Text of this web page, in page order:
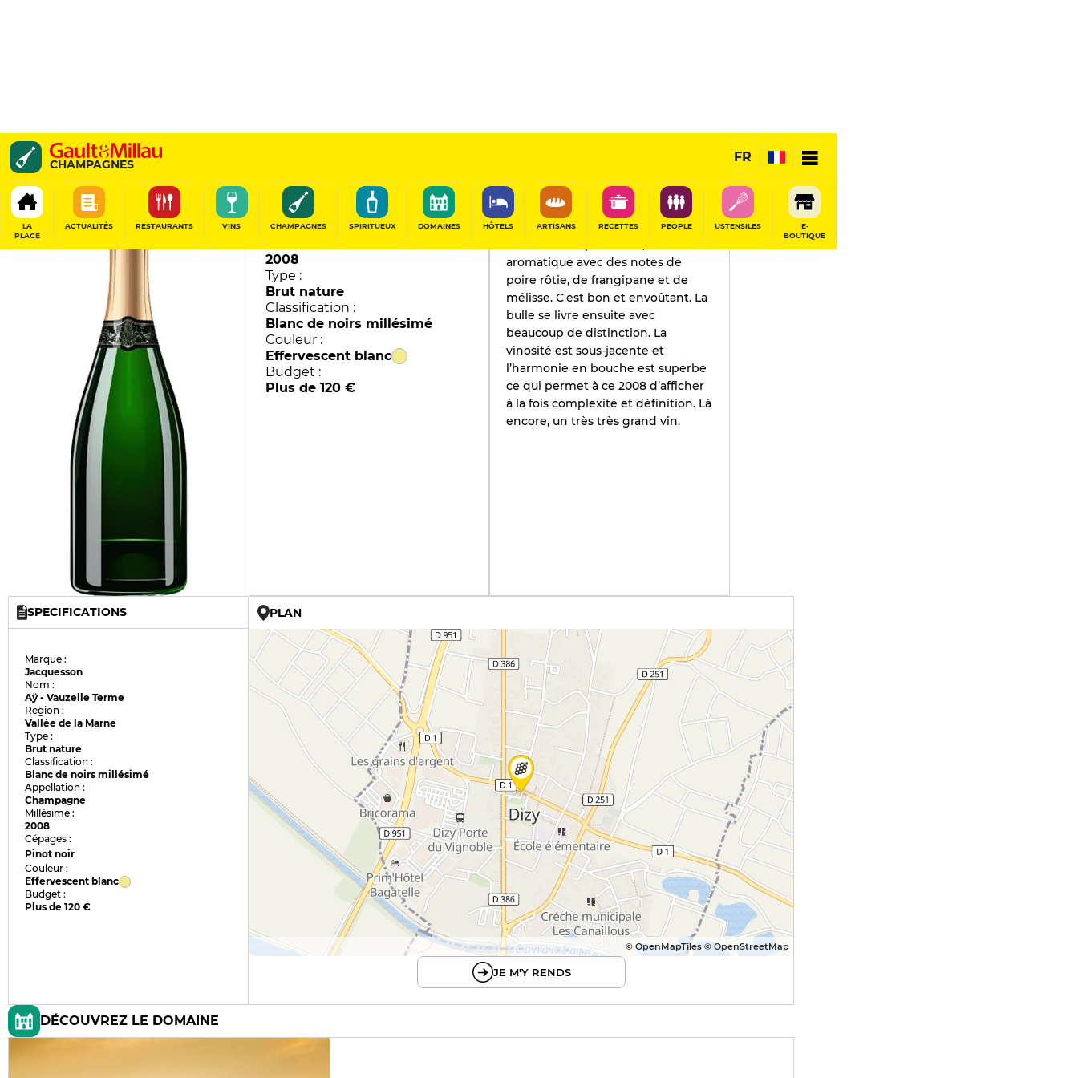
CHAMPAGNES
FR
LA
PLACE
ACTUALITÉS RESTAURANTS VINS CHAMPAGNES SPIRITUEUX DOMAINES HÔTELS ARTISANS RECETTES PEOPLE USTENSILES
E-
BOUTIQUE
Aÿ - Vauzelle Terme
Jacquesson
PARTAGER
96/100
Champagne
Millésime :
2008
Type :
Brut nature
Classification :
Blanc de noirs millésimé
Couleur :
Effervescent blanc
Budget :
Plus de 120 €
L'AVIS DE GAULT&MILLAU
2020
Un immense pinot noir, finement
aromatique avec des notes de
poire rôtie, de frangipane et de
mélisse. C'est bon et envoûtant. La
bulle se livre ensuite avec
beaucoup de distinction. La
vinosité est sous-jacente et
l’harmonie en bouche est superbe
ce qui permet à ce 2008 d’afficher
à la fois complexité et définition. Là
encore, un très très grand vin.
SPECIFICATIONS
Marque :
Jacquesson
Nom :
Aÿ - Vauzelle Terme
Region :
Vallée de la Marne
Type :
Brut nature
Classification :
Blanc de noirs millésimé
Appellation :
Champagne
Millésime :
2008
Cépages :
Pinot noir
Couleur :
Effervescent blanc
Budget :
Plus de 120 €
PLAN
© OpenMapTiles © OpenStreetMap
JE M'Y RENDS
DÉCOUVREZ LE DOMAINE